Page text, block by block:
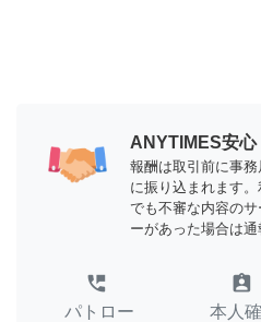
ANYTIMES安
報酬は取引前に事
に振り込まれます
でも不審な内容の
ーがあった場合は通
perm_phone_msg
パトロー
assignment_ind
本人